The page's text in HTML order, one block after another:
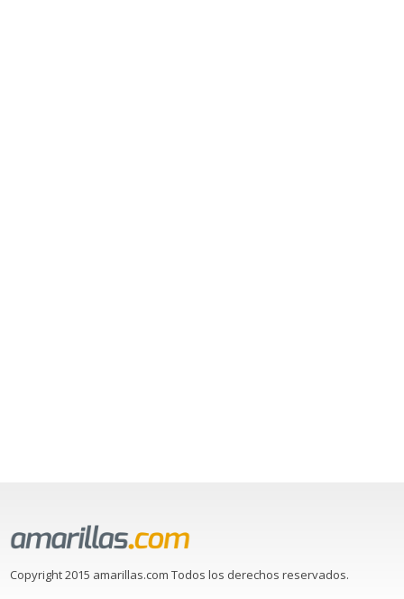
Copyright 2015 amarillas.com Todos los derechos reservados.